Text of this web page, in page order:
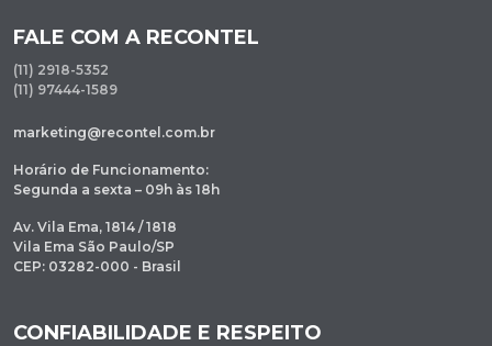
FALE COM A RECONTEL
(11) 2918-5352
(11) 97444-1589
marketing@recontel.com.br
Horário de Funcionamento:
Segunda a sexta – 09h às 18h
Av. Vila Ema, 1814 / 1818
Vila Ema São Paulo/SP
CEP: 03282-000 - Brasil
CONFIABILIDADE E RESPEITO